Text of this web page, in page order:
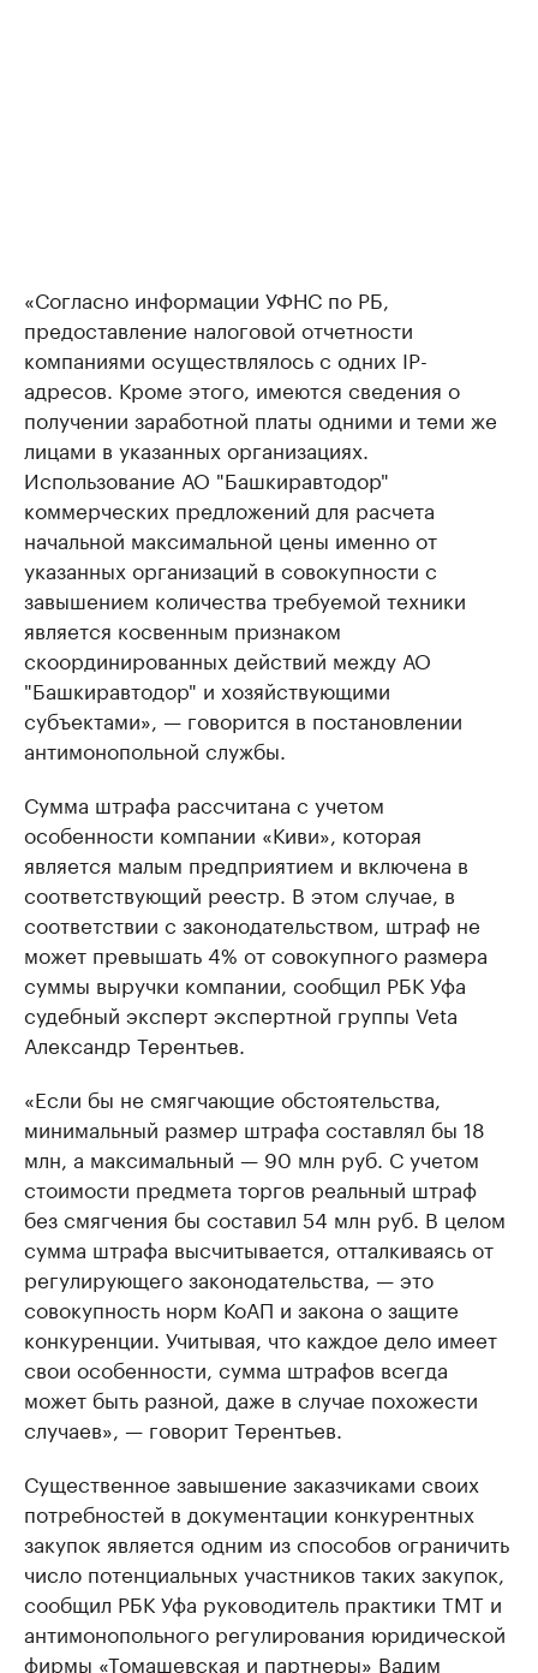
«Согласно информации УФНС по РБ,
предоставление налоговой отчетности
компаниями осуществлялось с одних IP-
адресов. Кроме этого, имеются сведения о
получении заработной платы одними и теми же
лицами в указанных организациях.
Использование АО "Башкиравтодор"
коммерческих предложений для расчета
начальной максимальной цены именно от
указанных организаций в совокупности с
завышением количества требуемой техники
является косвенным признаком
скоординированных действий между АО
"Башкиравтодор" и хозяйствующими
субъектами», — говорится в постановлении
антимонопольной службы.
Сумма штрафа рассчитана с учетом
особенности компании «Киви», которая
является малым предприятием и включена в
соответствующий реестр. В этом случае, в
соответствии с законодательством, штраф не
может превышать 4% от совокупного размера
суммы выручки компании, сообщил РБК Уфа
судебный эксперт экспертной группы Veta
Александр Терентьев.
«Если бы не смягчающие обстоятельства,
минимальный размер штрафа составлял бы 18
млн, а максимальный — 90 млн руб. С учетом
стоимости предмета торгов реальный штраф
без смягчения бы составил 54 млн руб. В целом
сумма штрафа высчитывается, отталкиваясь от
регулирующего законодательства, — это
совокупность норм КоАП и закона о защите
конкуренции. Учитывая, что каждое дело имеет
свои особенности, сумма штрафов всегда
может быть разной, даже в случае похожести
случаев», — говорит Терентьев.
Существенное завышение заказчиками своих
потребностей в документации конкурентных
закупок является одним из способов ограничить
число потенциальных участников таких закупок,
сообщил РБК Уфа руководитель практики ТМТ и
антимонопольного регулирования юридической
фирмы «Томашевская и партнеры» Вадим